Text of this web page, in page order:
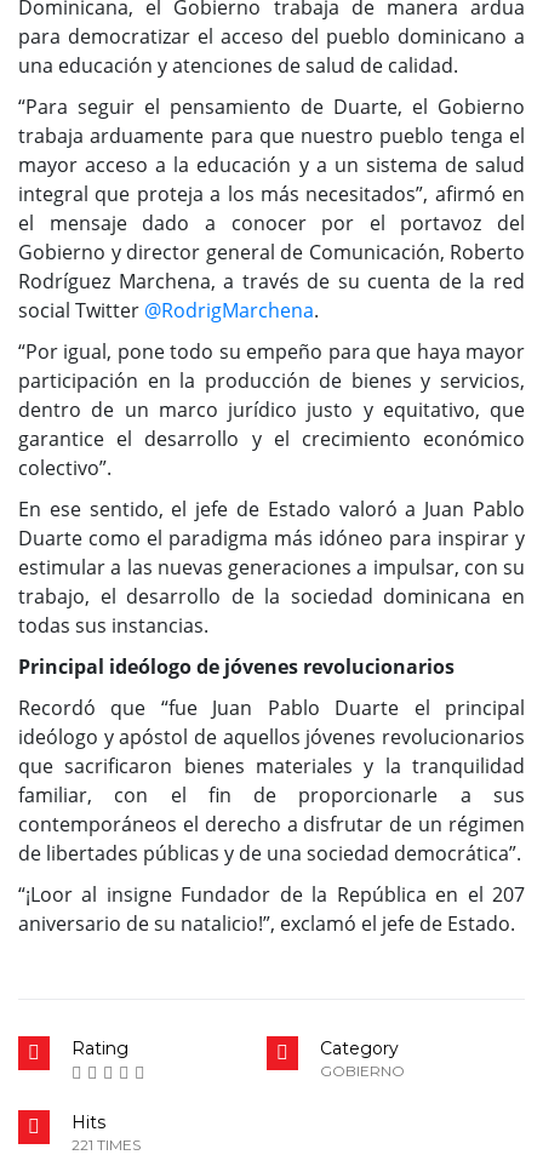
Dominicana, el Gobierno trabaja de manera ardua
para democratizar el acceso del pueblo dominicano a
una educación y atenciones de salud de calidad.
“Para seguir el pensamiento de Duarte, el Gobierno
trabaja arduamente para que nuestro pueblo tenga el
mayor acceso a la educación y a un sistema de salud
integral que proteja a los más necesitados”, afirmó en
el mensaje dado a conocer por el portavoz del
Gobierno y director general de Comunicación, Roberto
Rodríguez Marchena, a través de su cuenta de la red
social Twitter @RodrigMarchena.
“Por igual, pone todo su empeño para que haya mayor
participación en la producción de bienes y servicios,
dentro de un marco jurídico justo y equitativo, que
garantice el desarrollo y el crecimiento económico
colectivo”.
En ese sentido, el jefe de Estado valoró a Juan Pablo
Duarte como el paradigma más idóneo para inspirar y
estimular a las nuevas generaciones a impulsar, con su
trabajo, el desarrollo de la sociedad dominicana en
todas sus instancias.
Principal ideólogo de jóvenes revolucionarios
Recordó que “fue Juan Pablo Duarte el principal
ideólogo y apóstol de aquellos jóvenes revolucionarios
que sacrificaron bienes materiales y la tranquilidad
familiar, con el fin de proporcionarle a sus
contemporáneos el derecho a disfrutar de un régimen
de libertades públicas y de una sociedad democrática”.
“¡Loor al insigne Fundador de la República en el 207
aniversario de su natalicio!”, exclamó el jefe de Estado.
Rating Category
GOBIERNO
Hits
221 TIMES